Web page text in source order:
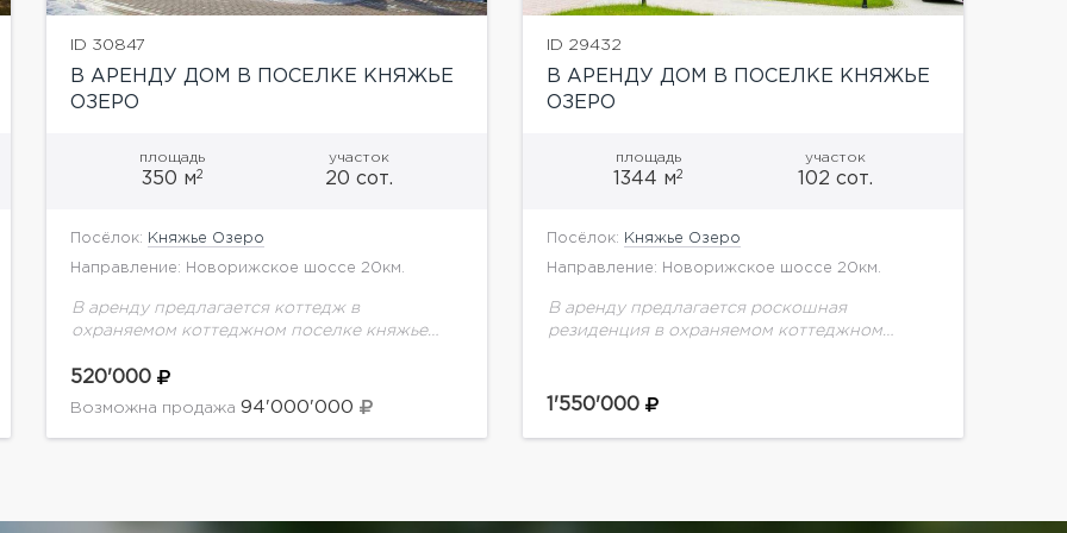
ID 30847
В АРЕНДУ ДОМ В ПОСЕЛКЕ КНЯЖЬЕ
ОЗЕРО
площадь
350 м2
участок
20 сот.
Посёлок: Княжье Озеро
Направление: Новорижское шоссе 20км.
В аренду предлагается коттедж в
охраняемом коттеджном поселке княжье
этаж: тамбур, гардеробные, холл, гостевой с/
у, постирочная, гостиная, кухня-столовая,
520'000
Возможна продажа 94'000'000
ID 29432
В АРЕНДУ ДОМ В ПОСЕЛКЕ КНЯЖЬЕ
ОЗЕРО
площадь
1344 м2
участок
102 сот.
Посёлок: Княжье Озеро
Направление: Новорижское шоссе 20км.
В аренду предлагается роскошная
резиденция в охраняемом коттеджном
участке 1 Га. Интерьеры в стиле...
1'550'000